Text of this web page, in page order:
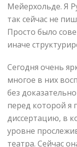
Мейерхольде. Я
так сейчас не
Просто было
иначе
Сегодня очень
многое в них
без
перед которой я
диссертацию, в
уровне
театра. Сейчас